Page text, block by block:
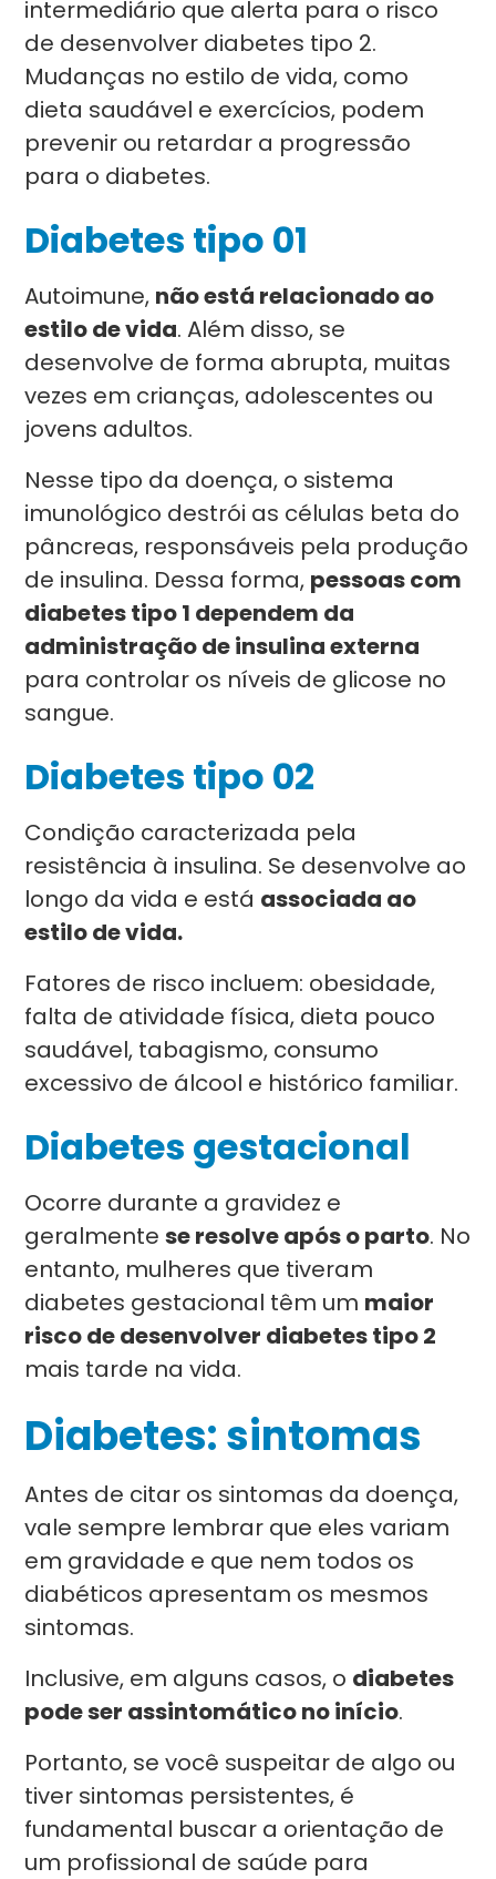
intermediário que alerta para o risco
de desenvolver diabetes tipo 2.
Mudanças no estilo de vida, como
dieta saudável e exercícios, podem
prevenir ou retardar a progressão
para o diabetes.
Diabetes tipo 01
Autoimune, não está relacionado ao
estilo de vida. Além disso, se
desenvolve de forma abrupta, muitas
vezes em crianças, adolescentes ou
jovens adultos.
Nesse tipo da doença, o sistema
imunológico destrói as células beta do
pâncreas, responsáveis pela produção
de insulina. Dessa forma, pessoas com
diabetes tipo 1 dependem da
administração de insulina externa
para controlar os níveis de glicose no
sangue.
Diabetes tipo 02
Condição caracterizada pela
resistência à insulina. Se desenvolve ao
longo da vida e está associada ao
estilo de vida.
Fatores de risco incluem: obesidade,
falta de atividade física, dieta pouco
saudável, tabagismo, consumo
excessivo de álcool e histórico familiar.
Diabetes gestacional
Ocorre durante a gravidez e
geralmentese resolve após o parto. No
entanto, mulheres que tiveram
diabetes gestacional têm um maior
risco de desenvolver diabetes tipo 2
mais tarde na vida.
Diabetes: sintomas
Antes de citar os sintomas da doença,
vale sempre lembrar que eles variam
em gravidade e que nem todos os
diabéticos apresentam os mesmos
sintomas.
Inclusive, em alguns casos, o diabetes
pode ser assintomático no início.
Portanto, se você suspeitar de algo ou
tiver sintomas persistentes, é
fundamental buscar a orientação de
um profissional de saúde para